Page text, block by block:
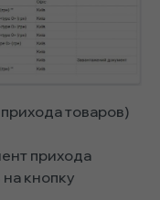
товаров)
прихода
кнопку